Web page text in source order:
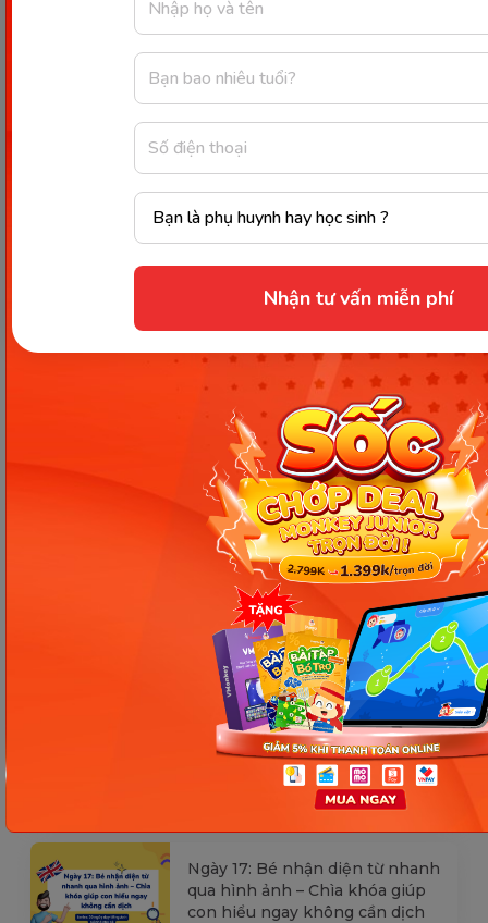
Nhận tư vấn miễn phí
Thông tin trong bài viết được tổng hợp nhằm
mục đích tham khảo và có thể thay đổi mà
không cần báo trước. Quý khách vui lòng
kiểm tra lại qua các kênh chính thức hoặc liên
tình hình thực tế.
Các Bài Viết Mới Nhất
[Thảo luận] Cơn thịnh nộ (ăn
vạ) của trẻ | Kỷ luật tích cực #17
Ngày 18: Vì sao bé nhanh quên
từ tiếng Anh? Cách giúp con
nhớ lâu mà không cần học
Ngày 17: Bé nhận diện từ nhanh
qua hình ảnh – Chìa khóa giúp
con hiểu ngay không cần dịch